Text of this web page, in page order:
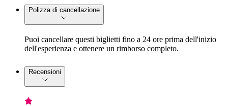
Polizza di cancellazione
Puoi cancellare questi biglietti fino a 24 ore prima dell'inizio
dell'esperienza e ottenere un rimborso completo.
Recensioni